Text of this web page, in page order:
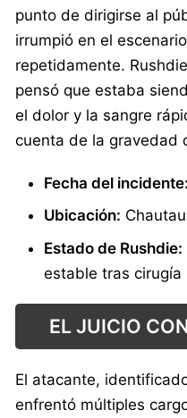
punto de dirigirse al
irrumpió en el
repetidamente.
pensó que estaba
el dolor y la sangre
cuenta de la gravedad
Fecha del incidente:
Ubicación:
Estado de Rushdie:
estable tras cirugía
EL JUICIO
El atacante,
enfrentó múltiples